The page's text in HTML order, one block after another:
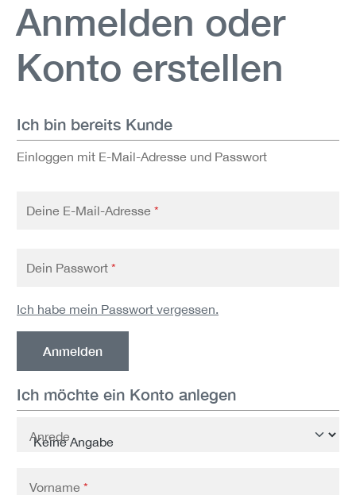
Anmelden oder
Konto erstellen
Ich bin bereits Kunde
Einloggen mit E-Mail-Adresse und Passwort
Deine E-Mail-Adresse *
Dein Passwort *
Ich habe mein Passwort vergessen.
Anmelden
Ich möchte ein Konto anlegen
Persönliche Informationen
Anrede
Vorname *